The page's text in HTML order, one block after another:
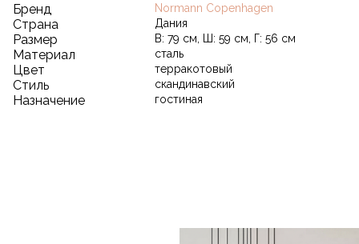
Бренд Normann Copenhagen
Страна Дания
Размер В: 79 см, Ш: 59 см, Г: 56 см
Материал сталь
Цвет терракотовый
Стиль скандинавский
Назначение гостиная